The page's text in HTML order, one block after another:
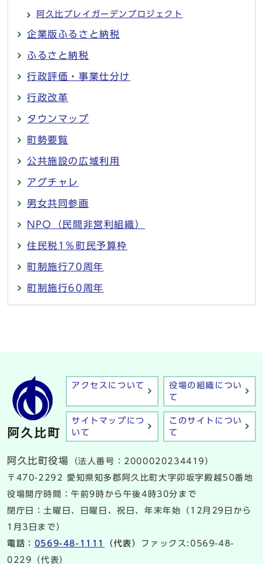
阿久比プレイガーデンプロジェクト
企業版ふるさと納税
ふるさと納税
行政評価・事業仕分け
行政改革
タウンマップ
町勢要覧
公共施設の広域利用
アグチャレ
男女共同参画
NPO（民間非営利組織）
住民税1％町民予算枠
町制施行70周年
町制施行60周年
アクセスについて
役場の組織につい
て
サイトマップにつ
いて
このサイトについ
て
阿久比町役場
（法人番号：2000020234419）
〒470-2292 愛知県知多郡阿久比町大字卯坂字殿越50番地
役場開庁時間：午前9時から午後4時30分まで
閉庁日：土曜日、日曜日、祝日、年末年始（12月29日から
1月3日まで）
電話： 0569-48-1111 （代表） ファックス:0569-48-
0229（代表）